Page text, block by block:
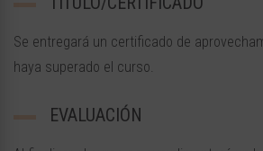
Se entregará un certificado de
haya superado el curso.
EVALUACIÓN